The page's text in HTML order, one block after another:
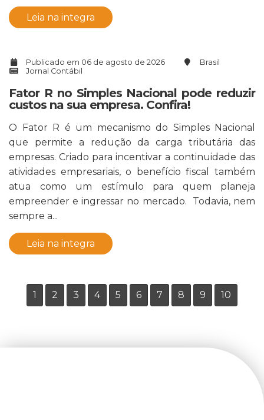
Leia na integra
Publicado em 06 de agosto de 2026
Brasil
Jornal Contábil
Fator R no Simples Nacional pode reduzir
custos na sua empresa. Confira!
O Fator R é um mecanismo do Simples Nacional
que permite a redução da carga tributária das
empresas. Criado para incentivar a continuidade das
atividades empresariais, o benefício fiscal também
atua como um estímulo para quem planeja
empreender e ingressar no mercado. Todavia, nem
sempre a...
Leia na integra
1 2 3 4 5 6 7 8 9 10